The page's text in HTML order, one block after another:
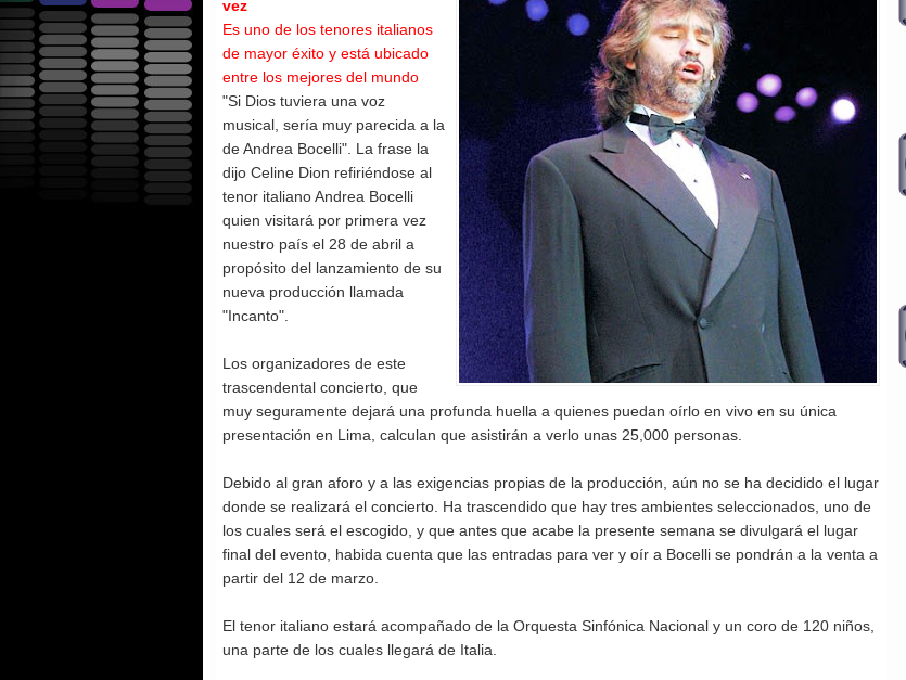
vez
Es uno de los tenores italianos
de mayor éxito y está ubicado
entre los mejores del mundo
"Si Dios tuviera una voz
musical, sería muy parecida a la
de Andrea Bocelli". La frase la
dijo Celine Dion refiriéndose al
tenor italiano Andrea Bocelli
quien visitará por primera vez
nuestro país el 28 de abril a
propósito del lanzamiento de su
nueva producción llamada
"Incanto".
Los organizadores de este
trascendental concierto, que
muy seguramente dejará una profunda huella a quienes puedan oírlo en vivo en su única
presentación en Lima, calculan que asistirán a verlo unas 25,000 personas.
Debido al gran aforo y a las exigencias propias de la producción, aún no se ha decidido el lugar
donde se realizará el concierto. Ha trascendido que hay tres ambientes seleccionados, uno de
los cuales será el escogido, y que antes que acabe la presente semana se divulgará el lugar
final del evento, habida cuenta que las entradas para ver y oír a Bocelli se pondrán a la venta a
partir del 12 de marzo.
El tenor italiano estará acompañado de la Orquesta Sinfónica Nacional y un coro de 120 niños,
una parte de los cuales llegará de Italia.